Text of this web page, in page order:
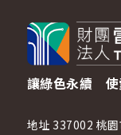
讓綠色永續 使
地址 337002 桃